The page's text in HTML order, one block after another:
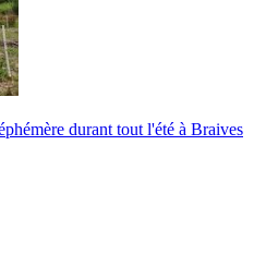
durant tout l'été à Braives